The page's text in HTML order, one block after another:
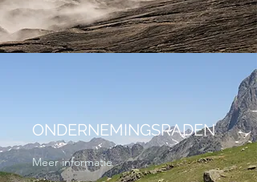
ONDERNEMINGSRADEN
Meer informatie